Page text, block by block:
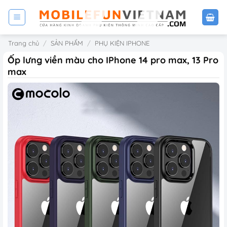
dungTrang chủ / SẢN PHẨM / PHỤ KIỆN IPHONE
Ốp lưng viền màu cho IPhone 14 pro max, 13 Pro
max